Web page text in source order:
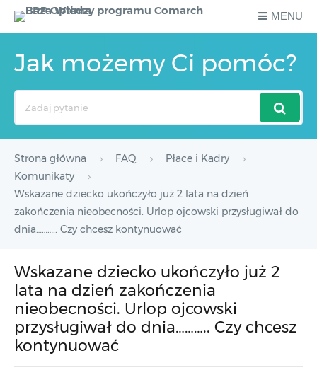
MENU
Jak możemy Ci pomóc?
Strona główna FAQ
Płace i Kadry
Komunikaty
Wskazane dziecko ukończyło już 2 lata na dzień
zakończenia nieobecności. Urlop ojcowski przysługiwał do
dnia……….. Czy chcesz kontynuować
Wskazane dziecko ukończyło już 2
lata na dzień zakończenia
nieobecności. Urlop ojcowski
przysługiwał do dnia……….. Czy chcesz
kontynuować